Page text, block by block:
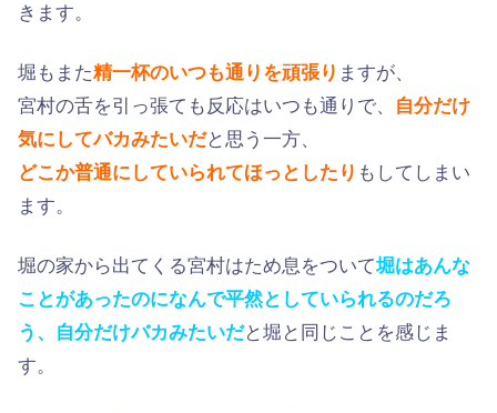
きます。
堀もまた精一杯のいつも通りを頑張り ますが、
宮村の舌を引っ張ても反応はいつも通りで、
自分だけ
気にしてバカみたいだと思う一方、
どこか普通にしていられてほっとしたり もしてしまい
ます。
堀の家から出てくる宮村はため息をついて堀はあんな
ことがあったのになんで平然としていられるのだろ
う、自分だけバカみたいだと堀と同じことを感じま
す。